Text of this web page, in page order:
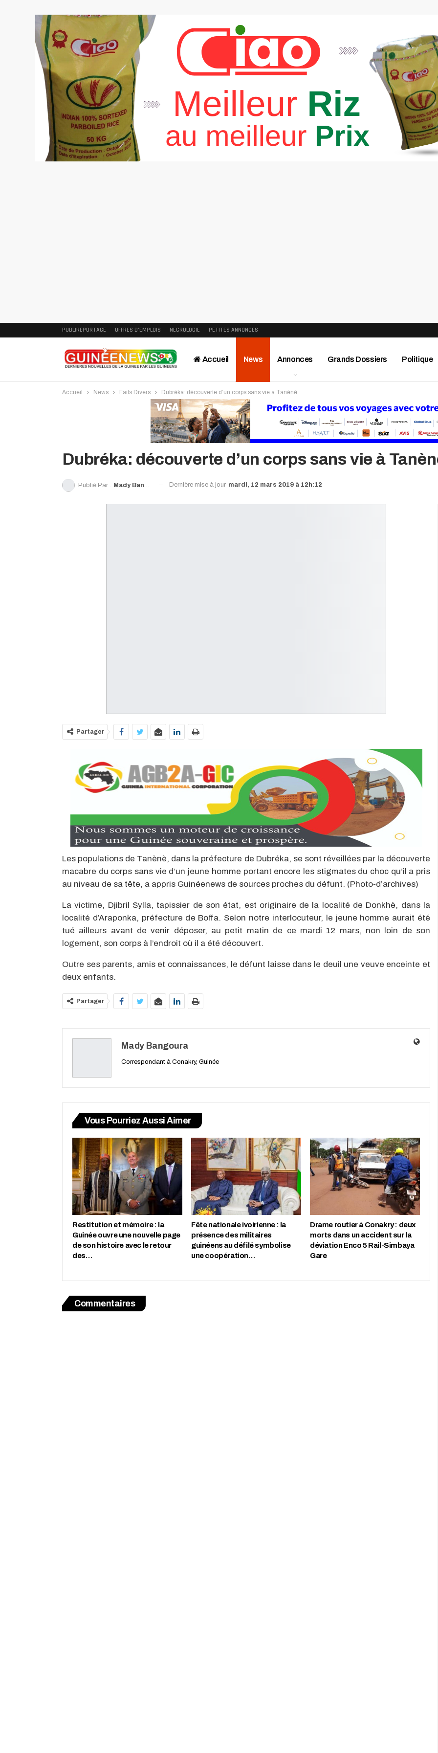
PUBLIREPORTAGE OFFRES D’EMPLOIS NÉCROLOGIE PETITES ANNONCES
Accueil News Annonces Grands Dossiers Politique
Interviews Publireportage Région
Accueil News Faits Divers Dubréka: découverte d’un corps sans vie à Tanènè
Dubréka: découverte d’un corps sans vie à
Publié Par : Mady Bangoura Dernière mise à jour mardi, 12 mars 2019 à 12h:12
Partager
Les populations de Tanènè, dans la préfecture de Dubréka, se sont réveillées par la découverte
macabre du corps sans vie d’un jeune homme portant encore les stigmates du choc qu’il a pris
au niveau de sa tête, a appris Guinéenews de sources proches du défunt. (Photo-d’archives)
La victime, Djibril Sylla, tapissier de son état, est originaire de la localité de Donkhè, dans la
localité d’Araponka, préfecture de Boffa. Selon notre interlocuteur, le jeune homme aurait été
tué ailleurs avant de venir déposer, au petit matin de ce mardi 12 mars, non loin de son
logement, son corps à l’endroit où il a été découvert.
Outre ses parents, amis et connaissances, le défunt laisse dans le deuil une veuve enceinte et
deux enfants.
Partager
Mady Bangoura
Correspondant à Conakry, Guinée
Vous Pourriez Aussi Aimer
Restitution et mémoire : la
Guinée ouvre une nouvelle page
de son histoire avec le retour
des…
Fête nationale ivoirienne : la
présence des militaires
guinéens au défilé symbolise
une coopération…
Drame routier à Conakry : deux
morts dans un accident sur la
déviation Enco 5 Rail-Simbaya
Gare
Commentaires